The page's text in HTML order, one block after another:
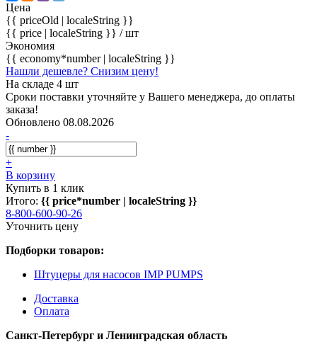
Цена
{{ priceOld | localeString }}
{{ price | localeString }} / шт
Экономия
{{ economy*number | localeString }}
Нашли дешевле? Снизим цену!
На складе 4 шт
Сроки поставки уточняйте у Вашего менеджера, до оплаты
заказа!
Обновлено 08.08.2026
-
+
В корзину
Купить в 1 клик
Итого: {{ price*number | localeString }}
8-800-600-90-26
Уточнить цену
Подборки товаров:
Штуцеры для насосов IMP PUMPS
Доставка
Оплата
Санкт-Петербург и Ленинградская область